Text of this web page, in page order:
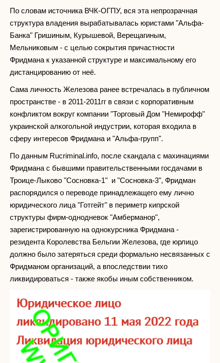
По словам источника ВЧК-ОГПУ, вся эта непрозрачная
структура владения вырабатывалась юристами "Альфа-
Банка" Гришиным, Курышевой, Верещагиным,
Мельниковым - с целью сокрытия причастности
Фридмана к указанной структуре и максимальному его
дистанцированию от неё.
Сама личность Железова ранее встречалась в публичном
пространстве - в 2011-2011гг в связи с корпоративным
конфликтом вокруг компании "Торговый Дом "Немирофф"
украинской алкогольной индустрии, которая входила в
сферу интересов Фридмана и "Альфа-групп".
По данным Rucriminal.info, после скандала с махинациями
Фридмана с бывшими правительственными госдачами в
Троице-Лыково "Сосновка-1" и "Сосновка-3", Фридман
распорядился о переводе принадлежащего ему лично
юридического лица "Готгейт" в периметр кипрской
структуры фирм-однодневок "Амберманор",
зарегистрированную на однокурсника Фридмана -
резидента Королевства Бельгии Железова, где юрлицо
должно было затеряться среди формально несвязанных с
Фридманом организаций, а впоследствии тихо
ликвидироваться - также якобы иным собственником.